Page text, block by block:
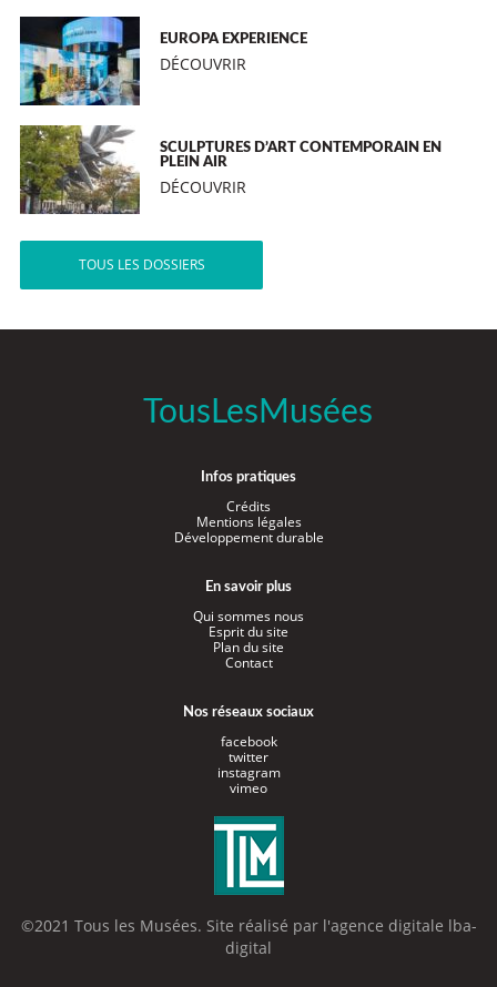
EUROPA EXPERIENCE
DÉCOUVRIR
SCULPTURES D’ART CONTEMPORAIN EN
PLEIN AIR
DÉCOUVRIR
TOUS LES DOSSIERS
TousLesMusées
Infos pratiques
Crédits
Mentions légales
Développement durable
En savoir plus
Qui sommes nous
Esprit du site
Plan du site
Contact
Nos réseaux sociaux
facebook
twitter
instagram
vimeo
©2021 Tous les Musées. Site réalisé par l'agence digitale lba-
digital